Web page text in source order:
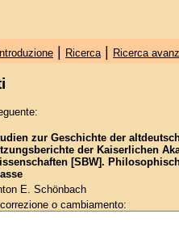
Introduzione| Ricerca| Ricerca
zur Geschichte der
der Kaiserlichen
[SBW].
E. Schönbach
o cambiamento: